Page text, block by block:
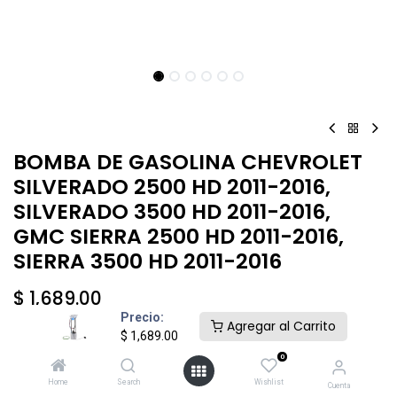
Precio:
$ 1,689.00
Agregar al Carrito
Home Search
0
Wishlist Cuenta
BOMBA DE GASOLINA CHEVROLET
SILVERADO 2500 HD 2011-2016,
SILVERADO 3500 HD 2011-2016,
GMC SIERRA 2500 HD 2011-2016,
SIERRA 3500 HD 2011-2016
$ 1,689.00